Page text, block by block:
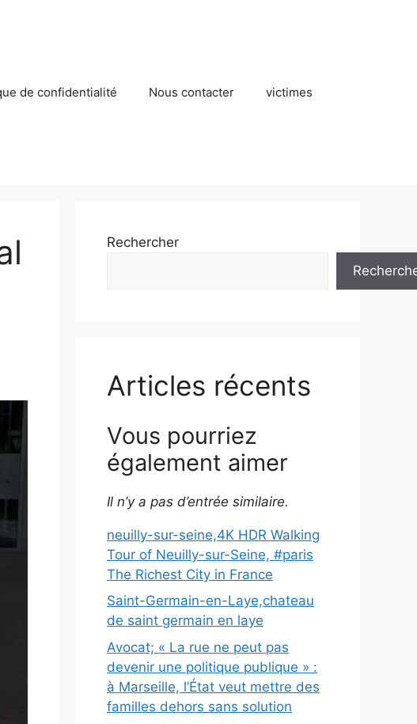
de confidentialité Nous contacter victimes
Rechercher
Articles récents
Vous pourriez
également aimer
Il n’y a pas d’entrée similaire.
neuilly-sur-seine,4K HDR Walking
Tour of Neuilly-sur-Seine, #paris
The Richest City in France
Saint-Germain-en-Laye,chateau
de saint germain en laye
Avocat; « La rue ne peut pas
devenir une politique publique » :
à Marseille, l’État veut mettre des
familles dehors sans solution